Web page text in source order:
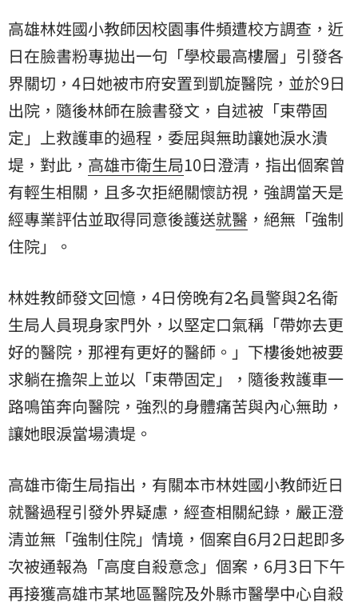
高雄林姓國小教師因校園事件頻遭校方調查，近
日在臉書粉專拋出一句「學校最高樓層」引發各
界關切，4日她被市府安置到凱旋醫院，並於9日
出院，隨後林師在臉書發文，自述被「束帶固
定」上救護車的過程，委屈與無助讓她淚水潰
堤，對此， 高雄市衛生局10日澄清，指出個案曾
有輕生相關，且多次拒絕關懷訪視，強調當天是
經專業評估並取得同意後護送就醫 ，絕無「強制
住院」。
林姓教師發文回憶，4日傍晚有2名員警與2名衛
生局人員現身家門外，以堅定口氣稱「帶妳去更
好的醫院，那裡有更好的醫師。」下樓後她被要
求躺在擔架上並以「束帶固定」，隨後救護車一
路鳴笛奔向醫院，強烈的身體痛苦與內心無助，
讓她眼淚當場潰堤。
高雄市衛生局指出，有關本市林姓國小教師近日
就醫過程引發外界疑慮，經查相關紀錄，嚴正澄
清並無「強制住院」情境，個案自6月2日起即多
次被通報為「高度自殺意念」個案，6月3日下午
再接獲高雄市某地區醫院及外縣市醫學中心自殺